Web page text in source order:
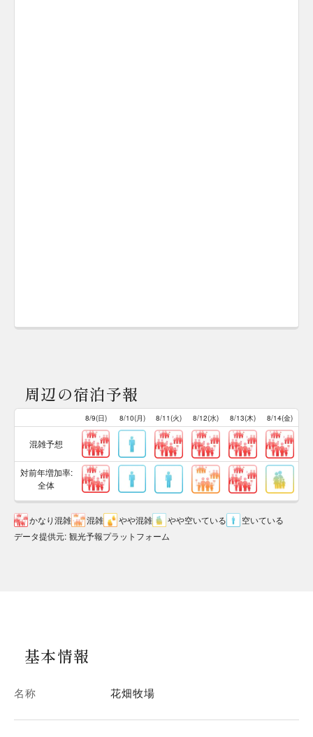
周辺の宿泊予報
8/9(日) 8/10(月) 8/11(火) 8/12(水) 8/13(木) 8/14(金)
混雑予想
対前年増加率:
全体
かなり混雑 混雑 やや混雑 やや空いている
空いている
データ提供元: 観光予報プラットフォーム
基本情報
名称 花畑牧場